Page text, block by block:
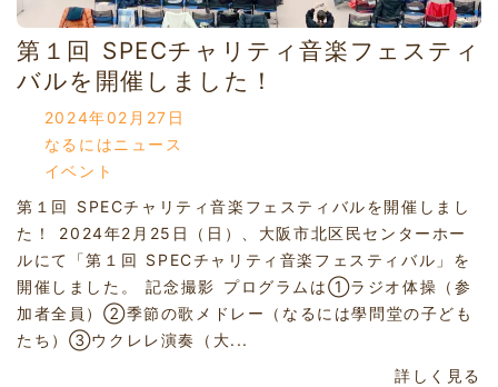
第１回 SPECチャリティ音楽フェスティ
バルを開催しました！
2024年02月27日
なるにはニュース
イベント
第１回 SPECチャリティ音楽フェスティバルを開催しまし
た！ 2024年2月25日（日）、大阪市北区民センターホー
ルにて「第１回 SPECチャリティ音楽フェスティバル」を
開催しました。 記念撮影 プログラムは①ラジオ体操（参
加者全員）②季節の歌メドレー（なるには學問堂の子ども
たち）③ウクレレ演奏（大...
詳しく見る